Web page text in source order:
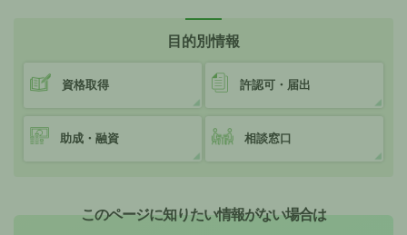
目的別情報
資格取得 許認可・届出
助成・融資 相談窓口
このページに知りたい情報がない場合は